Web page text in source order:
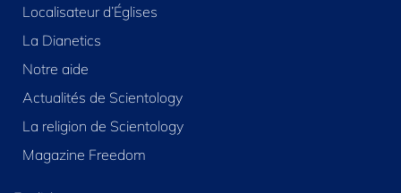
Localisateur d’Églises
La Dianetics
Notre aide
Actualités de Scientology
La religion de Scientology
Magazine Freedom